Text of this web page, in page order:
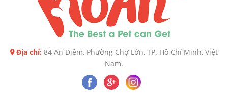
Địa chỉ: 84 An Điềm, Phường Chợ Lớn, TP. Hồ Chí Minh, Việt
Nam.